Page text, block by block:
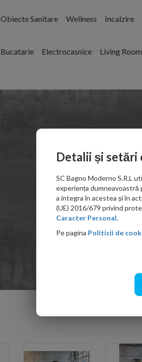
Obiecte Sanitare Wellness Incalzire
Bucatarie Electrocasnice Living Room
Detalii și setări
SC Bagno Moderno S.R.L
experiența
a integra în acestea și în
(UE) 2016/679 privind
Caracter Personal.
Pe pagina Politicii de